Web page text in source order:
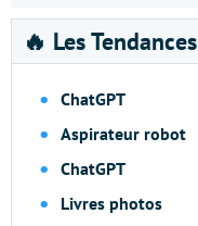
🔥 Les Tendances
ChatGPT
Aspirateur robot
ChatGPT
Livres photos